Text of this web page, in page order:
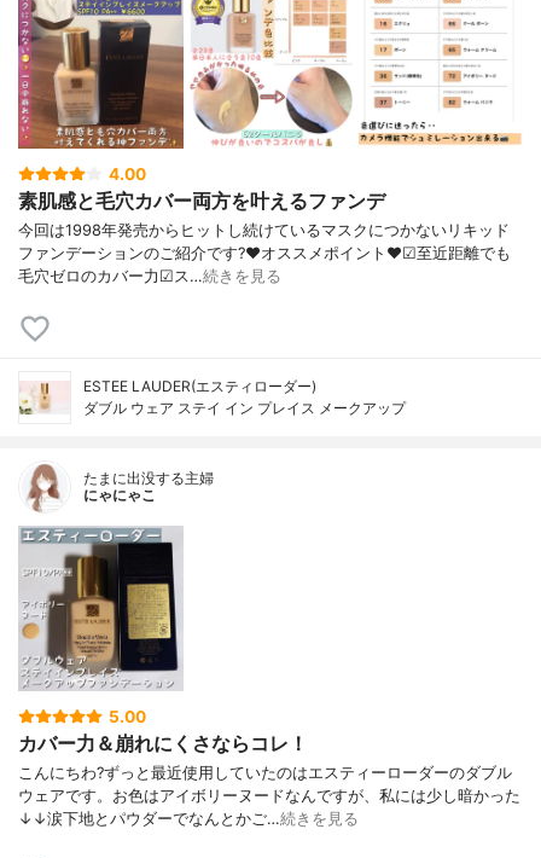
4.00
素肌感と毛穴カバー両方を叶えるファンデ
今回は1998年発売からヒットし続けているマスクにつかないリキッド
ファンデーションのご紹介です?❤︎オススメポイント❤︎☑︎至近距離でも
毛穴ゼロのカバー力☑︎ス…続きを見る
ESTEE LAUDER(エスティローダー)
ダブル ウェア ステイ イン プレイス メークアップ
たまに出没する主婦
にゃにゃこ
5.00
カバー力＆崩れにくさならコレ！
こんにちわ?ずっと最近使用していたのはエスティーローダーのダブル
ウェアです。お色はアイボリーヌードなんですが、私には少し暗かった
↓↓涙下地とパウダーでなんとかご…続きを見る